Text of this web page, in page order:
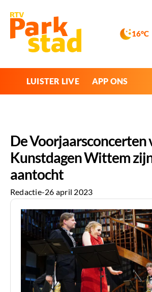
16°C
LUISTER LIVE APP ONS
De Voorjaarsconcerten
Kunstdagen Wittem
aantocht
Redactie-26 april 2023